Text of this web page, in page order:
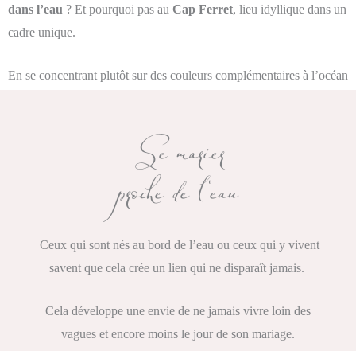
dans l’eau ? Et pourquoi pas au Cap Ferret, lieu idyllique dans un
cadre unique.
En se concentrant plutôt sur des couleurs complémentaires à l’océan
Se marier
proche de l'eau
Ceux qui sont nés au bord de l’eau ou ceux qui y vivent
savent que cela crée un lien qui ne disparaît jamais.
Cela développe une envie de ne jamais vivre loin des
vagues et encore moins le jour de son mariage.